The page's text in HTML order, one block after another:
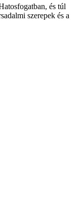
és túl
szerepek és a